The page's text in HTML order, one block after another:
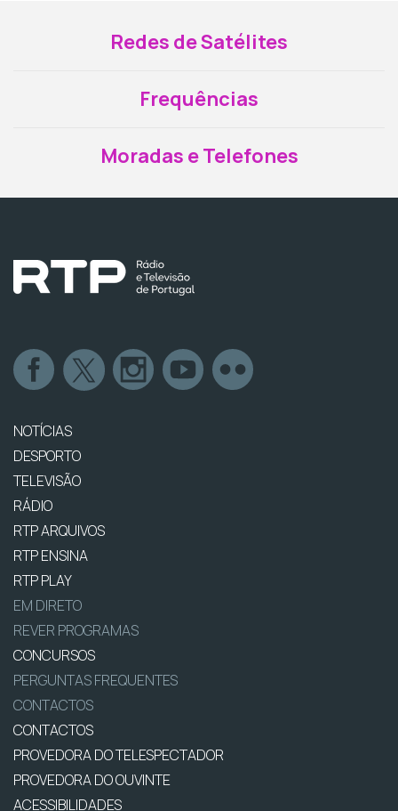
Redes de Satélites
Frequências
Moradas e Telefones
NOTÍCIAS
DESPORTO
TELEVISÃO
RÁDIO
RTP ARQUIVOS
RTP ENSINA
RTP PLAY
EM DIRETO
REVER PROGRAMAS
CONCURSOS
PERGUNTAS FREQUENTES
CONTACTOS
CONTACTOS
PROVEDORA DO TELESPECTADOR
PROVEDORA DO OUVINTE
ACESSIBILIDADES